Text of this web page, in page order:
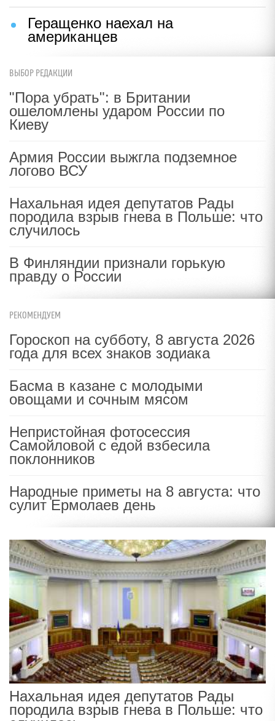
Геращенко наехал на
американцев
ВЫБОР РЕДАКЦИИ
"Пора убрать": в Британии
ошеломлены ударом России по
Киеву
Армия России выжгла подземное
логово ВСУ
Нахальная идея депутатов Рады
породила взрыв гнева в Польше: что
случилось
В Финляндии признали горькую
правду о России
РЕКОМЕНДУЕМ
Гороскоп на субботу, 8 августа 2026
года для всех знаков зодиака
Басма в казане с молодыми
овощами и сочным мясом
Непристойная фотосессия
Самойловой с едой взбесила
поклонников
Народные приметы на 8 августа: что
сулит Ермолаев день
Нахальная идея депутатов Рады
породила взрыв гнева в Польше: что